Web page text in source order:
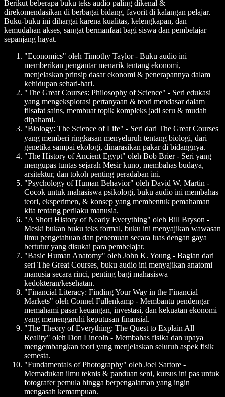
Berikut beberapa buku teks audio paling dikenal &
direkomendasikan di berbagai bidang, favorit di kalangan pelajar.
Buku-buku ini dihargai karena kualitas, kelengkapan, dan
kemudahan akses, sangat bermanfaat bagi siswa dan pembelajar
sepanjang hayat.
"Economics" oleh Timothy Taylor- Buku audio ini
memberikan pengantar menarik tentang ekonomi,
menjelaskan prinsip dasar ekonomi & penerapannya dalam
kehidupan sehari-hari.
"The Great Courses: Philosophy of Science" - Seri edukasi
yang mengeksplorasi pertanyaan & teori mendasar dalam
filsafat sains, membuat topik kompleks jadi seru & mudah
dipahami.
"Biology: The Science of Life" - Seri dari The Great Courses
yang memberi ringkasan menyeluruh tentang biologi, dari
genetika sampai ekologi, dinarasikan pakar di bidangnya.
"The History of Ancient Egypt" oleh Bob Brier- Seri yang
mengupas tuntas sejarah Mesir kuno, membahas budaya,
arsitektur, dan tokoh penting peradaban ini.
"Psychology of Human Behavior" oleh David W. Martin -
Cocok untuk mahasiswa psikologi, buku audio ini membahas
teori, eksperimen, & konsep yang membentuk pemahaman
kita tentang perilaku manusia.
"A Short History of Nearly Everything" oleh Bill Bryson -
Meski bukan buku teks formal, buku ini menyajikan wawasan
ilmu pengetahuan dan penemuan secara luas dengan gaya
bertutur yang disukai para pembelajar.
"Basic Human Anatomy" oleh John K. Young - Bagian dari
seri The Great Courses, buku audio ini menyajikan anatomi
manusia secara rinci, penting bagi mahasiswa
kedokteran/kesehatan.
"Financial Literacy: Finding Your Way in the Financial
Markets" oleh Connel Fullenkamp - Membantu pendengar
memahami pasar keuangan, investasi, dan kekuatan ekonomi
yang memengaruhi keputusan finansial.
"The Theory of Everything: The Quest to Explain All
Reality" oleh Don Lincoln - Membahas fisika dan upaya
mengembangkan teori yang menjelaskan seluruh aspek fisik
semesta.
"Fundamentals of Photography" oleh Joel Sartore -
Memadukan ilmu teknis & panduan seni, kursus ini pas untuk
fotografer pemula hingga berpengalaman yang ingin
mengasah kemampuan.